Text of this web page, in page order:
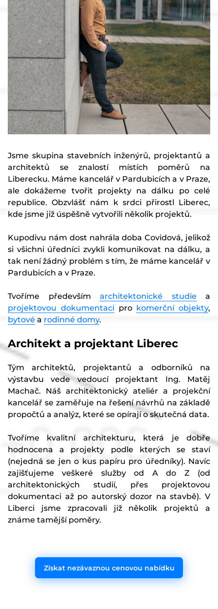
Články
Kontakt
Jsme skupina stavebních inženýrů, projektantů a
architektů se znalostí místích poměrů na
Liberecku. Máme kancelář v Pardubicích a v Praze,
ale dokážeme tvořit projekty na dálku po celé
republice. Obzvlášť nám k srdci přirostl Liberec,
kde jsme již úspěšně vytvořili několik projektů.
Kupodivu nám dost nahrála doba Covidová, jelikož
si všichni úředníci zvykli komunikovat na dálku, a
tak není žádný problém s tím, že máme kancelář v
Pardubicích a v Praze.
Tvoříme především architektonické studie a
projektovou dokumentacipro komerční objekty,
bytové a rodinné domy.
Architekt a projektant Liberec
Tým architektů, projektantů a odborníků na
výstavbu vede vedoucí projektant Ing. Matěj
Machač. Náš architektonický ateliér a projekční
kancelář se zaměřuje na řešení návrhů na základě
propočtů a analýz, které se opírají o skutečná data.
Tvoříme kvalitní architekturu, která je dobře
hodnocena a projekty podle kterých se staví
(nejedná se jen o kus papíru pro úředníky). Navíc
zajišťujeme veškeré služby od A do Z (od
architektonických studií, přes projektovou
dokumentaci až po autorský dozor na stavbě). V
Liberci jsme zpracovali již několik projektů a
známe tamější poměry.
Získat nezávaznou cenovou nabídku